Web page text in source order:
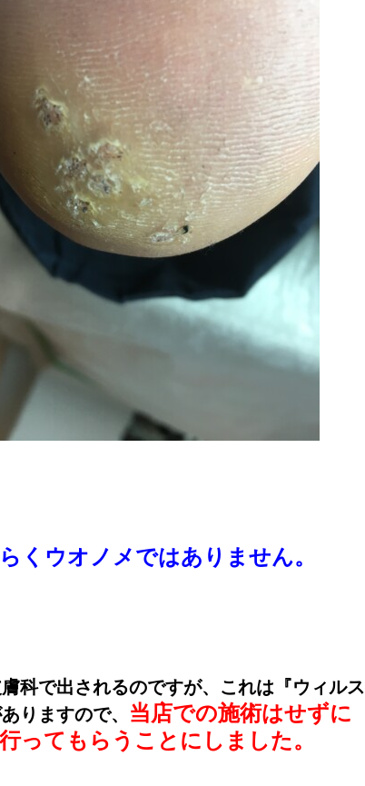
くウオノメではありません。
科で出されるのですが、これは『ウィルス
りますので、 当店での施術はせずに
ってもらうことにしました。